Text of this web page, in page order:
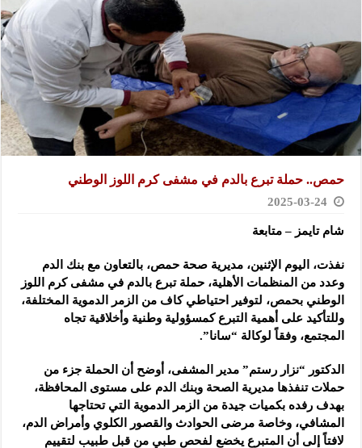
حمص.. حملة تبرع بالدم في مشفى كرم اللوز الوطني
2025-03-24
شام تايمز – متابعة
نفذت، اليوم الإثنين، مديرية صحة حمص، بالتعاون مع بنك الدم
وعدد من المنظمات الأهلية، حملة تبرع بالدم في مشفى كرم اللوز
الوطني بحمص، لتوفير احتياطي كاف من الزمر الدموية المختلفة،
وللتأكيد على أهمية التبرع كمسؤولية وطنية وأخلاقية تجاه
المجتمع، وفقاً لوكالة “سانا”.
الدكتور “نزار رستم” مدير المشفى، أوضح أن الحملة جزء من
حملات تنفذها مديرية الصحة وبنك الدم على مستوى المحافظة،
بهدف رفده بكميات جيدة من الزمر الدموية التي تحتاجها
المشافي، وخاصة مرضى الحوادث والقصور الكلوي وأمراض الدم،
لافتاً إلى أن المتبرع يخضع لفحص طبي من قبل طبيب لتقييم